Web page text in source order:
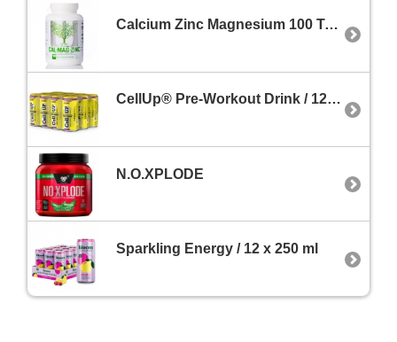
Calcium Zinc Magnesium 100 Tabs.
CellUp® Pre-Workout Drink / 12 x 500 ml
N.O.XPLODE
Sparkling Energy / 12 x 250 ml